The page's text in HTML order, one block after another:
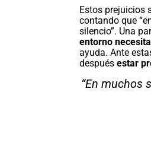
Estos prejuicios
contando que
silencio”. Una
entorno
ayuda. Ante
despuésestar
“En muchos